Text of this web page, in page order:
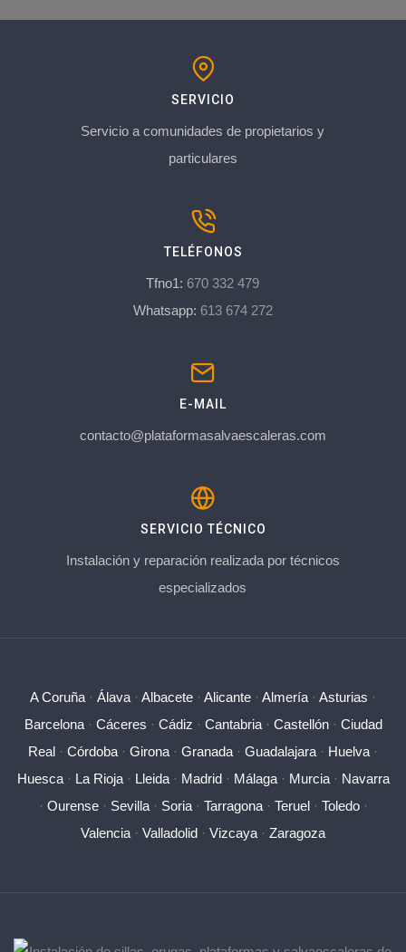
SERVICIO
Servicio a comunidades de propietarios y
particulares
TELÉFONOS
Tfno1: 670 332 479
Whatsapp: 613 674 272
E-MAIL
contacto@plataformasalvaescaleras.com
SERVICIO TÉCNICO
Instalación y reparación realizada por técnicos
especializados
A Coruña · Álava · Albacete · Alicante · Almería · Asturias ·
Barcelona· Cáceres · Cádiz · Cantabria· Castellón· Ciudad
Real · Córdoba · Girona · Granada · Guadalajara · Huelva ·
Huesca· La Rioja· Lleida· Madrid· Málaga· Murcia· Navarra
· Ourense· Sevilla· Soria· Tarragona· Teruel· Toledo·
Valencia · Valladolid · Vizcaya · Zaragoza